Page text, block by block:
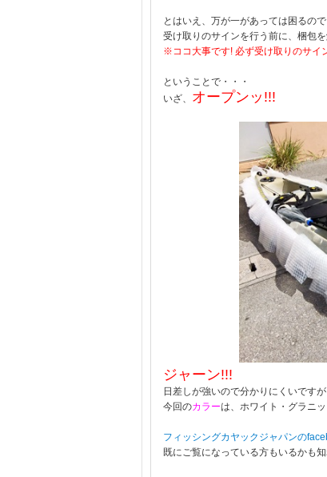
とはいえ、万が一があっては困るので
受け取りのサインを行う前に、梱包
※ココ大事です! 必ず受け取りのサイ
ということで・・・
いざ、 オープンッ!!!
ジャーン!!!
日差しが強いので分かりにくいですが
今回のカラーは、ホワイト・グラニ
フィッシングカヤックジャパンの
既にご覧になっている方もいるかも